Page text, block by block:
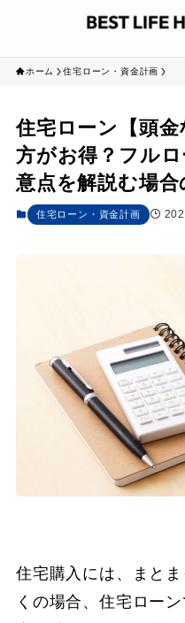
ホーム 住宅ローン・資金計画
住宅ローン【頭
方がお得？フル
意点を解説む場
住宅ローン・資金計画
住宅購入には、まと
くの場合、住宅ロー